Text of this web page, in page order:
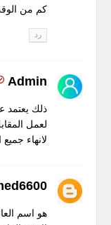
كم من
رد
Admin
ذلك يعتمد
لعمل
لانهاء
هو اسم